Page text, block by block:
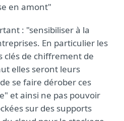
en amont"
: "sensibiliser à la
En particulier les
clés de chiffrement de
elles seront leurs
se faire dérober ces
et ainsi ne pas pouvoir
sur des supports